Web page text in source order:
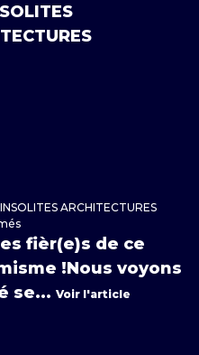
INSOLITES ARCHITECTURES
sur
Ecole
pisé
à
fièr(e)s de ce
!Nous voyons
se... Voir l'article